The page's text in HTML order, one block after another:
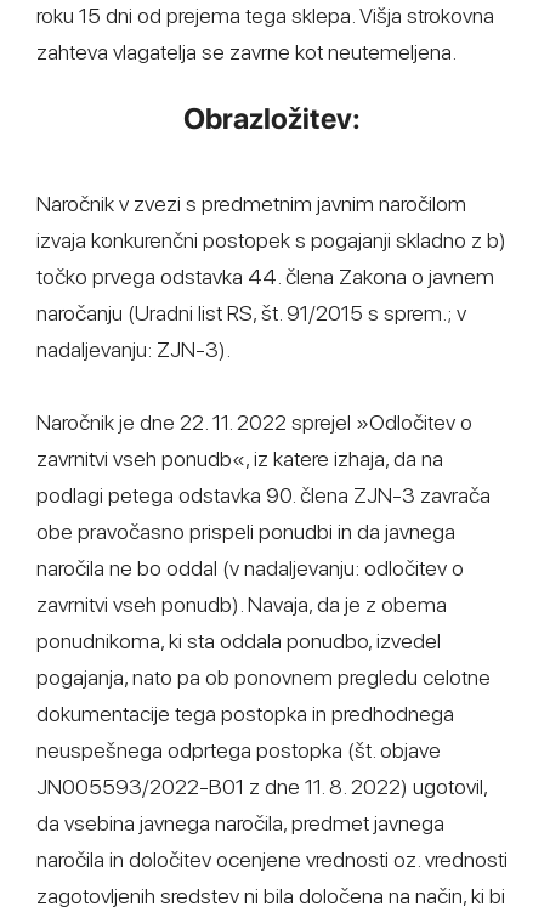
roku 15 dni od prejema tega sklepa. Višja strokovna
zahteva vlagatelja se zavrne kot neutemeljena.
Obrazložitev:
Naročnik v zvezi s predmetnim javnim naročilom
izvaja konkurenčni postopek s pogajanji skladno z b)
točko prvega odstavka 44. člena Zakona o javnem
naročanju (Uradni list RS, št. 91/2015 s sprem.; v
nadaljevanju: ZJN-3).
Naročnik je dne 22. 11. 2022 sprejel »Odločitev o
zavrnitvi vseh ponudb«, iz katere izhaja, da na
podlagi petega odstavka 90. člena ZJN-3 zavrača
obe pravočasno prispeli ponudbi in da javnega
naročila ne bo oddal (v nadaljevanju: odločitev o
zavrnitvi vseh ponudb). Navaja, da je z obema
ponudnikoma, ki sta oddala ponudbo, izvedel
pogajanja, nato pa ob ponovnem pregledu celotne
dokumentacije tega postopka in predhodnega
neuspešnega odprtega postopka (št. objave
JN005593/2022-B01 z dne 11. 8. 2022) ugotovil,
da vsebina javnega naročila, predmet javnega
naročila in določitev ocenjene vrednosti oz. vrednosti
zagotovljenih sredstev ni bila določena na način, ki bi